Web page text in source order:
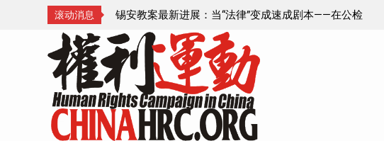
滚动消息
速成剧本——在公检 锡安教案王聪女士被抓更多细节曝光 之一